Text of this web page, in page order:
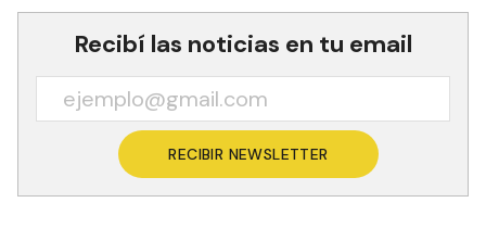
Recibí las noticias en tu email
RECIBIR NEWSLETTER